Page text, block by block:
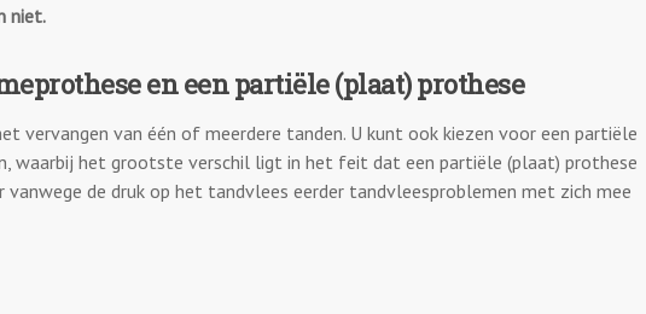
niet.
en een partiële (plaat) prothese
vervangen van één of meerdere tanden. U kunt ook kiezen voor een partiële
waarbij het grootste verschil ligt in het feit dat een partiële (plaat) prothese
de druk op het tandvlees eerder tandvleesproblemen met zich mee